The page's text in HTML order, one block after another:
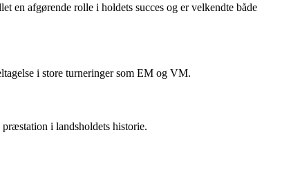
en afgørende rolle i holdets succes og er velkendte både
i store turneringer som EM og VM.
i landsholdets historie.